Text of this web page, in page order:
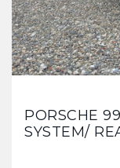
PORSCHE
SYSTEM/